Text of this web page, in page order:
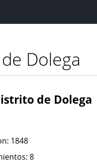
Dolega
de Dolega
1848
8